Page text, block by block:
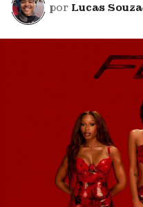
por Lucas Souza